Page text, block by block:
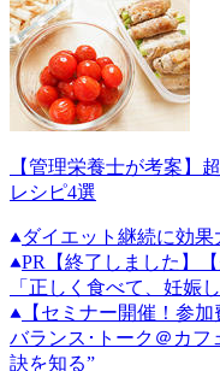
【管理栄養士が考案】
レシピ4選
ダイエット継続に効果
PR
【終了しました】
「正しく食べて、妊娠
【セミナー開催！参
バランス･トーク＠カフ
訣を知る”